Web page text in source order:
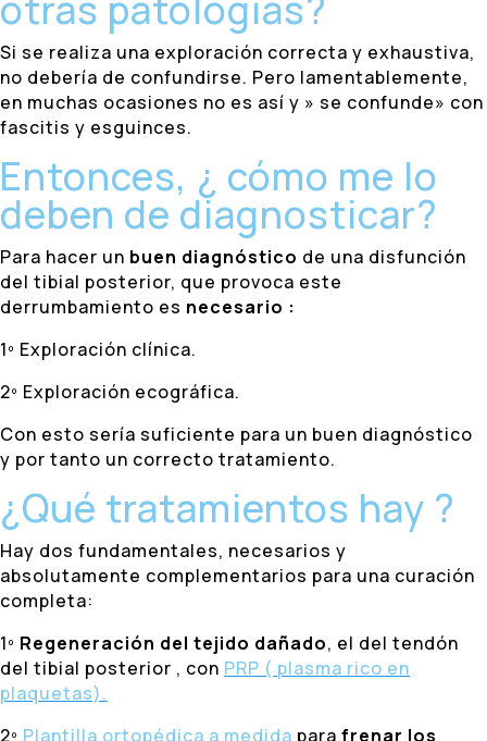
Si se realiza una exploración correcta y exhaustiva,
no debería de confundirse. Pero lamentablemente,
en muchas ocasiones no es así y » se confunde» con
fascitis y esguinces.
Entonces, ¿ cómo me lo
deben de diagnosticar?
Para hacer un buen diagnóstico de una disfunción
del tibial posterior, que provoca este
derrumbamiento es necesario :
1º Exploración clínica.
2º Exploración ecográfica.
Con esto sería suficiente para un buen diagnóstico
y por tanto un correcto tratamiento.
¿Qué tratamientos hay ?
Hay dos fundamentales, necesarios y
absolutamente complementarios para una curación
completa:
1º Regeneración del tejido dañado, el del tendón
del tibial posterior , con PRP ( plasma rico en
plaquetas).
2º Plantilla ortopédica a medida para frenar los